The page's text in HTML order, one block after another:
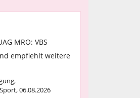
MRO: VBS
empfiehlt weitere
06.08.2026